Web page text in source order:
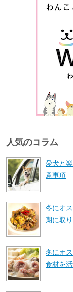
人気のコラム
愛犬と
意事項
冬にオ
期に取
冬にオ
食材を